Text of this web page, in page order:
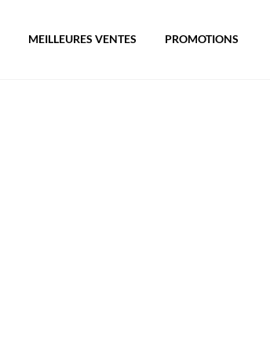
MEILLEURES VENTES PROMOTIONS